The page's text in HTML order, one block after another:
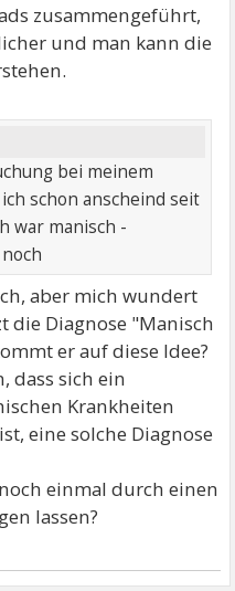
zusammengeführt,
und man kann die
bei meinem
schon anscheind seit
war manisch -
aber mich wundert
die Diagnose "Manisch
er auf diese Idee?
dass sich ein
Krankheiten
eine solche Diagnose
einmal durch einen
lassen?